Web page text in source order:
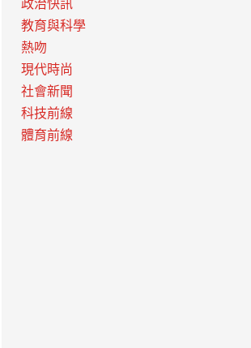
政治快訊
教育與科學
熱吻
現代時尚
社會新聞
科技前線
體育前線